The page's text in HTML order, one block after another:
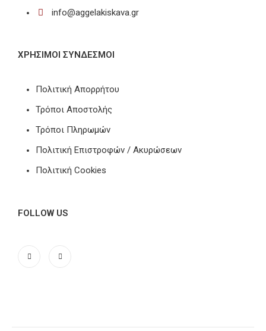
info@aggelakiskava.gr
ΧΡΗΣΙΜΟΙ ΣΥΝΔΕΣΜΟΙ
Πολιτική Απορρήτου
Τρόποι Αποστολής
Τρόποι Πληρωμών
Πολιτική Επιστροφών / Ακυρώσεων
Πολιτική Cookies
FOLLOW US